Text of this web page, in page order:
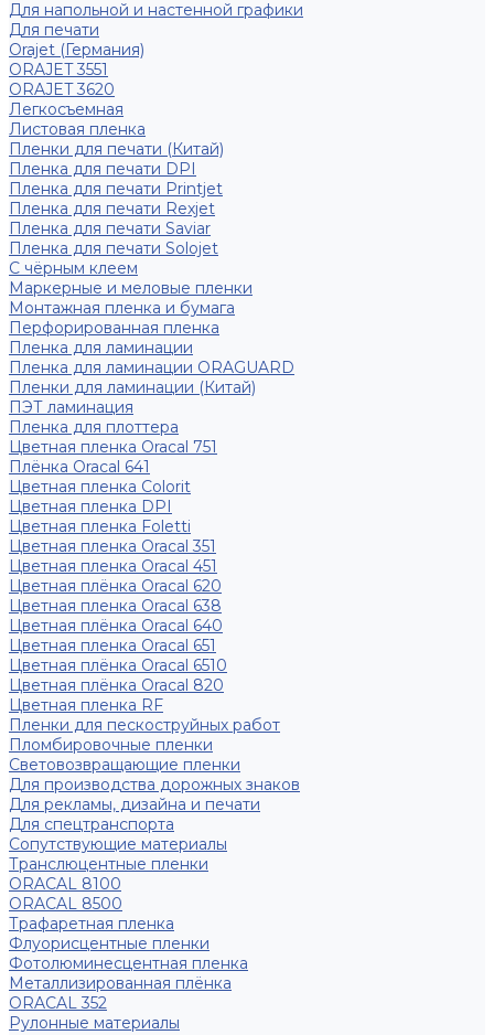
Для напольной и настенной графики
Для печати
Orajet (Германия)
ORAJET 3551
ORAJET 3620
Легкосъемная
Листовая пленка
Пленки для печати (Китай)
Пленка для печати DPI
Пленка для печати Printjet
Пленка для печати Rexjet
Пленка для печати Saviar
Пленка для печати Solojet
С чёрным клеем
Маркерные и меловые пленки
Монтажная пленка и бумага
Перфорированная пленка
Пленка для ламинации
Пленка для ламинации ORAGUARD
Пленки для ламинации (Китай)
ПЭТ ламинация
Пленка для плоттера
Цветная пленка Oracal 751
Плёнка Oracal 641
Цветная пленка Colorit
Цветная пленка DPI
Цветная пленка Foletti
Цветная пленка Oracal 351
Цветная пленка Oracal 451
Цветная плёнка Oracal 620
Цветная пленка Oracal 638
Цветная плёнка Oracal 640
Цветная пленка Oracal 651
Цветная плёнка Oracal 6510
Цветная плёнка Oracal 820
Цветная пленка RF
Пленки для пескоструйных работ
Пломбировочные пленки
Световозвращающие пленки
Для производства дорожных знаков
Для рекламы, дизайна и печати
Для спецтранспорта
Сопутствующие материалы
Транслюцентные пленки
ORACAL 8100
ORACAL 8500
Трафаретная пленка
Флуорисцентные пленки
Фотолюминесцентная пленка
Металлизированная плёнка
ORACAL 352
Рулонные материалы